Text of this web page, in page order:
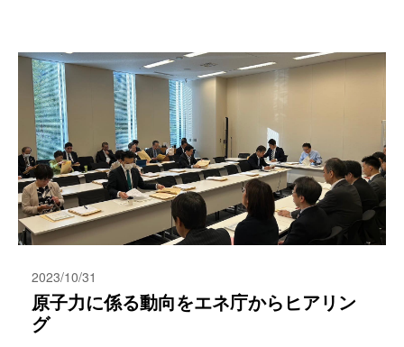
2023/10/31
原子力に係る動向をエネ庁からヒアリン
グ